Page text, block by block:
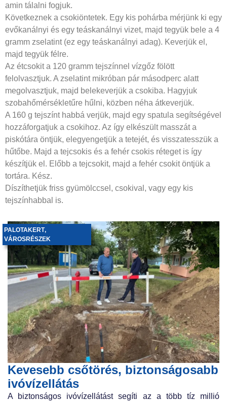
amin tálalni fogjuk.
Következnek a csokiöntetek. Egy kis pohárba mérjünk ki egy
evőkanálnyi és egy teáskanálnyi vizet, majd tegyük bele a 4
gramm zselatint (ez egy teáskanálnyi adag). Keverjük el,
majd tegyük félre.
Az étcsokit a 120 gramm tejszínnel vízgőz fölött
felolvasztjuk. A zselatint mikróban pár másodperc alatt
megolvasztjuk, majd belekeverjük a csokiba. Hagyjuk
szobahőmérsékletűre hűlni, közben néha átkeverjük.
A 160 g tejszínt habbá verjük, majd egy spatula segítségével
hozzáforgatjuk a csokihoz. Az így elkészült masszát a
piskótára öntjük, elegyengetjük a tetejét, és visszatesszük a
hűtőbe. Majd a tejcsokis és a fehér csokis réteget is így
készítjük el. Előbb a tejcsokit, majd a fehér csokit öntjük a
tortára. Kész.
Díszíthetjük friss gyümölccsel, csokival, vagy egy kis
tejszínhabbal is.
Kevesebb csőtörés, biztonságosabb
ivóvízellátás
PALOTAKERT,
VÁROSRÉSZEK
A biztonságos ivóvízellátást segíti az a több tíz millió